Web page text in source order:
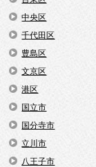
中央区
千代田区
豊島区
文京区
港区
国立市
国分寺市
立川市
八王子市